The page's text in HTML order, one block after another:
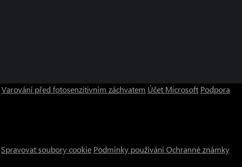
Varování před fotosenzitivním záchvatem Účet Microsoft Podpora
Spravovat soubory cookie Podmínky používáníOchranné známky